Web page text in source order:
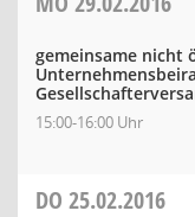
gemeinsame nicht
15:00-16:00 Uhr
DO 25.02.2016